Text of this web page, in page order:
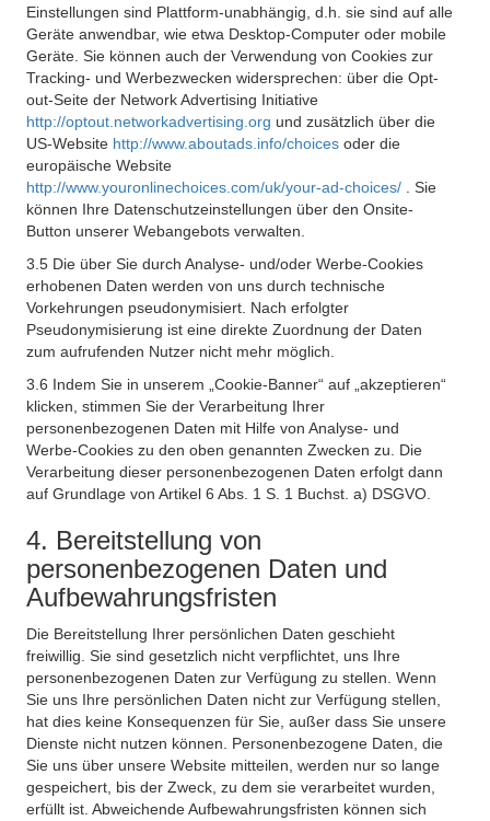
Einstellungen sind Plattform-unabhängig, d.h. sie sind auf alle
Geräte anwendbar, wie etwa Desktop-Computer oder mobile
Geräte. Sie können auch der Verwendung von Cookies zur
Tracking- und Werbezwecken widersprechen: über die Opt-
out-Seite der Network Advertising Initiative
http://optout.networkadvertising.org und zusätzlich über die
US-Website http://www.aboutads.info/choices oder die
europäische Website
http://www.youronlinechoices.com/uk/your-ad-choices/
. Sie
können Ihre Datenschutzeinstellungen über den Onsite-
Button unserer Webangebots verwalten.
3.5 Die über Sie durch Analyse- und/oder Werbe-Cookies
erhobenen Daten werden von uns durch technische
Vorkehrungen pseudonymisiert. Nach erfolgter
Pseudonymisierung ist eine direkte Zuordnung der Daten
zum aufrufenden Nutzer nicht mehr möglich.
3.6 Indem Sie in unserem „Cookie-Banner“ auf „akzeptieren“
klicken, stimmen Sie der Verarbeitung Ihrer
personenbezogenen Daten mit Hilfe von Analyse- und
Werbe-Cookies zu den oben genannten Zwecken zu. Die
Verarbeitung dieser personenbezogenen Daten erfolgt dann
auf Grundlage von Artikel 6 Abs. 1 S. 1 Buchst. a) DSGVO.
4. Bereitstellung von
personenbezogenen Daten und
Aufbewahrungsfristen
Die Bereitstellung Ihrer persönlichen Daten geschieht
freiwillig. Sie sind gesetzlich nicht verpflichtet, uns Ihre
personenbezogenen Daten zur Verfügung zu stellen. Wenn
Sie uns Ihre persönlichen Daten nicht zur Verfügung stellen,
hat dies keine Konsequenzen für Sie, außer dass Sie unsere
Dienste nicht nutzen können. Personenbezogene Daten, die
Sie uns über unsere Website mitteilen, werden nur so lange
gespeichert, bis der Zweck, zu dem sie verarbeitet wurden,
erfüllt ist. Abweichende Aufbewahrungsfristen können sich